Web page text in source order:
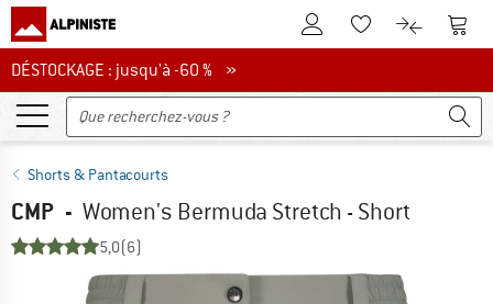
Vers le compte client
Vers la liste
Vers le
DÉSTOCKAGE : jusqu'à -60 %
DÉSTOCKAGE : jusqu'à -60 % »
Shorts & Pantacourts
CMP - Women's Bermuda Stretch - Short
5,0(6)